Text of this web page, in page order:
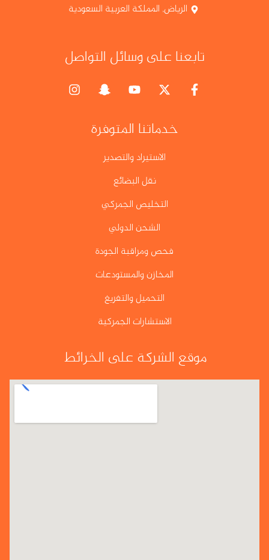
الرياض, المملكة العربية السعودية
تابعنا على وسائل التواصل
خدماتنا المتوفرة
الاستيراد والتصدير
نقل البضائع
التخليص الجمركي
الشحن الدولي
فحص ومراقبة الجودة
المخازن والمستودعات
التحميل والتفريغ
الاستشارات الجمركية
موقع الشركة على الخرائط